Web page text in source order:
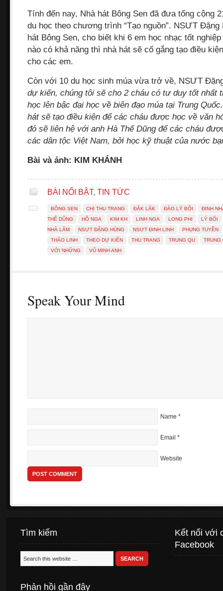
Tính đến nay, Nhà hát Bông Sen đã đưa tổng cộng
du học theo chương trình “Tạo nguồn”. NSƯT Đặng
hát Bông Sen, cho biết khi 6 em học nhạc tốt
nào có khả năng thì nhà hát sẽ cố gắng tạo điều
cho các em.
Còn với 10 du học sinh múa vừa trở về, NSƯT
dự kiến, chúng tôi sẽ cho 2 cháu có tư duy tốt nhất
học lên bậc đại học về biên đạo múa tại Trung
hát sẽ tạo điều kiện để các cháu được học về văn
đó sẽ liên hệ với anh Hà Thế Dũng để các cháu
các dân tộc Việt Nam, bởi học kỹ thuật của nước
Bài và ảnh: KIM KHÁNH
BÀI NỔI BẬT, TIN TỨC
BÔNG SEN CHỊ THU TRANG ĐẮK LẮK ĐÀO LÝ BÔI
ĐINH
THẾ DŨNG
HỒ NGA KIM KH LINH NGA LONG PHI
LÝ BÔI
NHÀ LẮM
NSƯT ĐẶNG HÙNG NSƯT ĐINH LINH
PHỤNG TUYỀN
THẢO LINH
THEO DỰ KIẾN THU TRANG TRUNG QU
TRUNG
VỚI NHỮNG
VŨ MINH ANH
Speak Your Mind
Name *
Email *
Website
Tìm kiếm
Phản hồi gần đây
Kết nối với
Facebook